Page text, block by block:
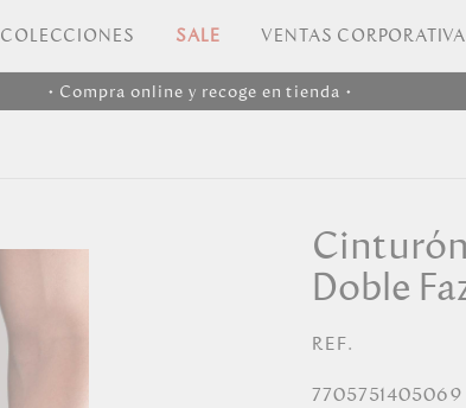
COLECCIONES SALE VENTAS
• Compra online y recoge en tienda •
Doble
REF.
7705751405069